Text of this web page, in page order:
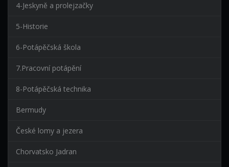
4-Jeskyně a prolejzačky
5-Historie
6-Potápěčská škola
7.Pracovní potápění
8-Potápěčská technika
Bermudy
České lomy a jezera
Chorvatsko Jadran